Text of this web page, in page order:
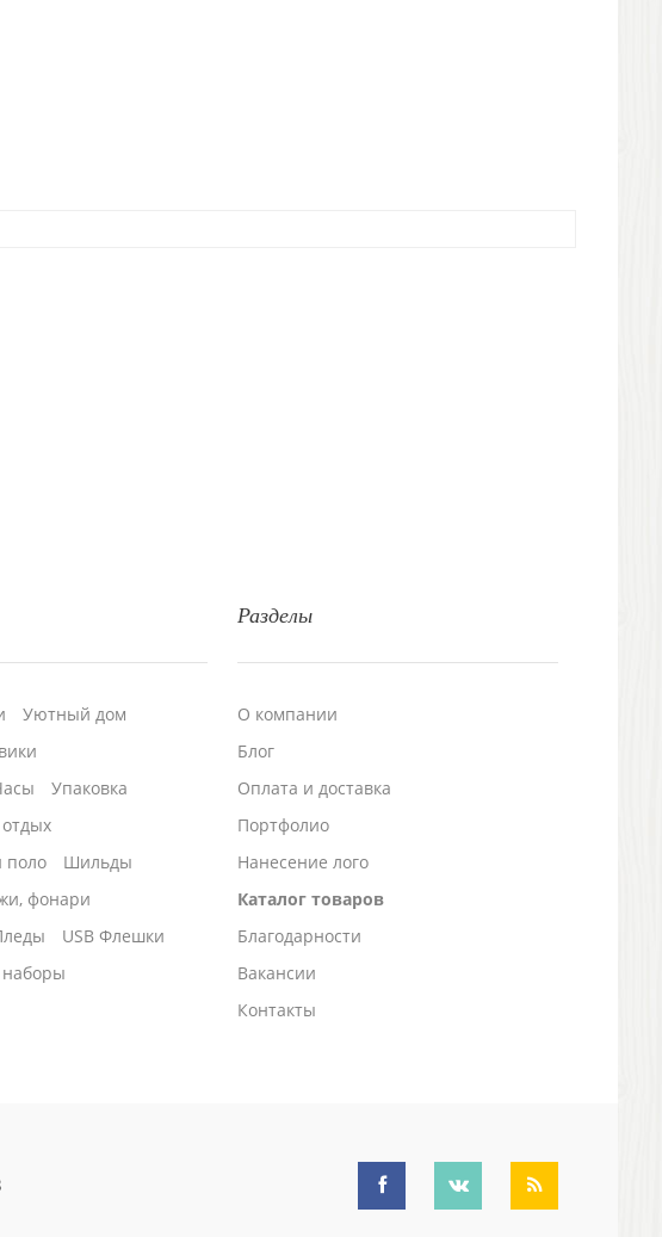
Разделы
О компании
Блог
Оплата и доставка
Портфолио
Нанесение лого
Каталог товаров
Благодарности
Вакансии
Контакты
Уютный дом
Упаковка
поло
Шильды
фонари
USB Флешки